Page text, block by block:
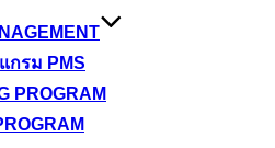
กรม PMS
PROGRAM